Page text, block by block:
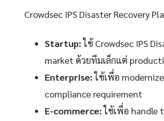
Crowdsec IPS Disaster Recovery
Startup:ใช้ Crowdsec IPS
market ด้วยทีมเล็กแต่
Enterprise:ใช้เพื่อ
compliance requirement
E-commerce:ใช้เพื่อ handle